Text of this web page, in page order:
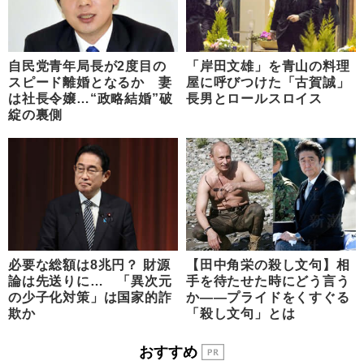
自民党青年局長が2度目の
スピード離婚となるか 妻
は社長令嬢…“政略結婚”破
綻の裏側
「岸田文雄」を青山の料理
屋に呼びつけた「古賀誠」
長男とロールスロイス
必要な総額は8兆円？ 財源
論は先送りに… 「異次元
の少子化対策」は国家的詐
欺か
【田中角栄の殺し文句】相
手を待たせた時にどう言う
か――プライドをくすぐる
「殺し文句」とは
おすすめ